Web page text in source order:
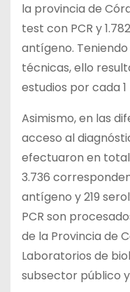
la provincia de
test con PCR y
antígeno.
técnicas, ello
estudios por cada
Asimismo, en las
acceso al
efectuaron en total
3.736
antígeno y 219
PCR son
de la Provincia de
Laboratorios de
subsector público